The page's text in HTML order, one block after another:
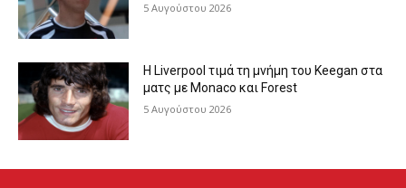
5 Αυγούστου 2026
Η Liverpool τιμά τη μνήμη του Keegan στα
ματς με Monaco και Forest
5 Αυγούστου 2026